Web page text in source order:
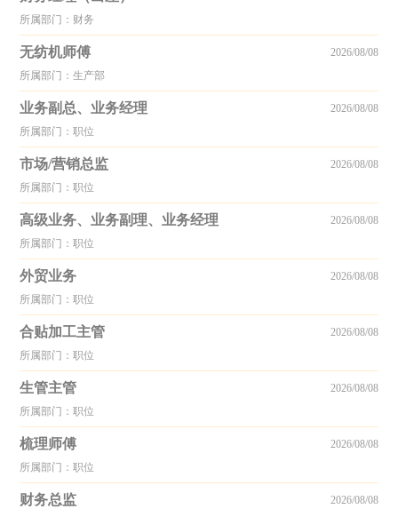
所属部门：财务
无纺机师傅
所属部门：生产部
2026/08/08
业务副总、业务经理
所属部门：职位
2026/08/08
市场/营销总监
所属部门：职位
2026/08/08
高级业务、业务副理、业务经理
所属部门：职位
2026/08/08
外贸业务
所属部门：职位
2026/08/08
合贴加工主管
所属部门：职位
2026/08/08
生管主管
所属部门：职位
2026/08/08
梳理师傅
所属部门：职位
2026/08/08
财务总监 2026/08/08